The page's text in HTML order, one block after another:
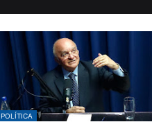
POLÍTICA